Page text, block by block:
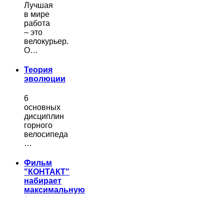
Лучшая
в мире
работа
– это
велокурьер.
О…
Теория
эволюции
6
основных
дисциплин
горного
велосипеда
…
Фильм
"КОНТАКТ"
набирает
максимальную